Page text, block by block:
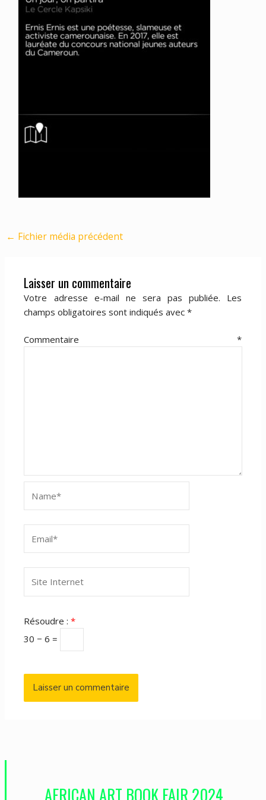
← Fichier média précédent
Laisser un commentaire
Votre adresse e-mail ne sera pas publiée.
Les
champs obligatoires sont indiqués avec*
Commentaire*
Internet
Résoudre :*
30 − 6 =
AFRICAN ART BOOK FAIR 2024